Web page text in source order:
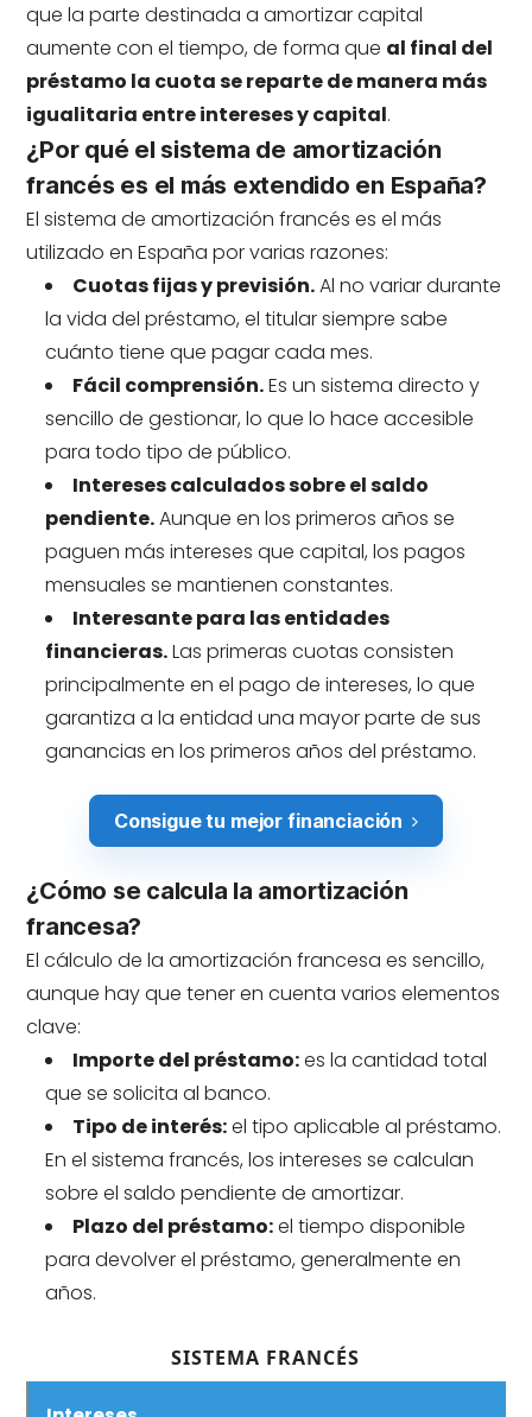
que la parte destinada a amortizar capital
aumente con el tiempo, de forma que al final del
préstamo la cuota se reparte de manera más
igualitaria entre intereses y capital.
¿Por qué el sistema de amortización
francés es el más extendido en España?
El sistema de amortización francés es el más
utilizado en España por varias razones:
Cuotas fijas y previsión.Al no variar durante
la vida del préstamo, el titular siempre sabe
cuánto tiene que pagar cada mes.
Fácil comprensión.Es un sistema directo y
sencillo de gestionar, lo que lo hace accesible
para todo tipo de público.
Intereses calculados sobre el saldo
pendiente.Aunque en los primeros años se
paguen más intereses que capital, los pagos
mensuales se mantienen constantes.
Interesante para las entidades
financieras.Las primeras cuotas consisten
principalmente en el pago de intereses, lo que
garantiza a la entidad una mayor parte de sus
ganancias en los primeros años del préstamo.
Consigue tu mejor financiación
¿Cómo se calcula la amortización
francesa?
El cálculo de la amortización francesa es sencillo,
aunque hay que tener en cuenta varios elementos
clave:
Importe del préstamo:es la cantidad total
que se solicita al banco.
Tipo de interés:el tipo aplicable al préstamo.
En el sistema francés, los intereses se calculan
sobre el saldo pendiente de amortizar.
Plazo del préstamo:el tiempo disponible
para devolver el préstamo, generalmente en
años.
SISTEMA FRANCÉS